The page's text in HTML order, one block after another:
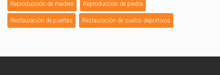
Reproducción de madera Reproducción de piedra
Restauración de puertas Restauración de suelos deportivos